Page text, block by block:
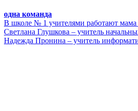
одна команда
В школе № 1 учителями работают
Светлана Глушкова – учитель
Надежда Пронина – учитель